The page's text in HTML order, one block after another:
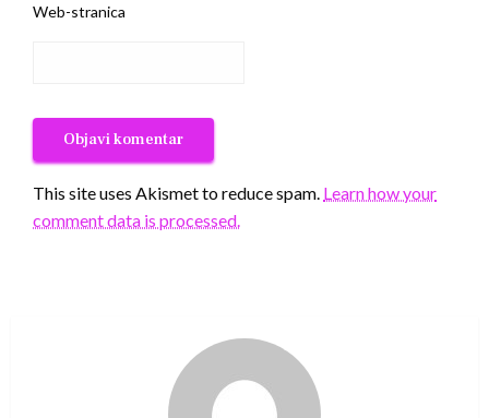
Web-stranica
This site uses Akismet to reduce spam. Learn how your
comment data is processed.